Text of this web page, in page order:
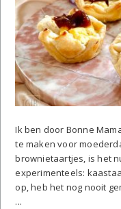
Ik ben door Bonne
te maken voor
brownietaartjes, is het
experimenteels:
op, heb het nog nooit
...